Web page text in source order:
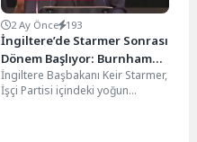
2 Ay Önce 193
İngiltere’de Starmer Sonrası
Dönem Başlıyor: Burnham
Başbakanlığa Bir Adım
Uzakta
İngiltere Başbakanı Keir Starmer,
İşçi Partisi içindeki yoğun